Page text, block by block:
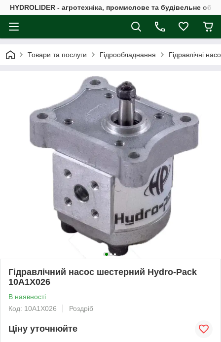
HYDROLIDER - агротехніка, промислове та будівельне
Товари та послуги Гідрообладнання Гідравлічні
Гідравлічний насос шестерний Hydro-Pack
10A1X026
В наявності
Код: 10A1X026
Роздріб
Ціну уточнюйте